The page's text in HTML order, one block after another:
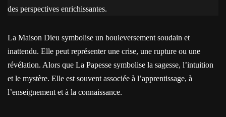
des perspectives enrichissantes.
La Maison Dieu symbolise un bouleversement soudain et
inattendu. Elle peut représenter une crise, une rupture ou une
révélation. Alors que La Papesse symbolise la sagesse, l’intuition
et le mystère. Elle est souvent associée à l’apprentissage, à
l’enseignement et à la connaissance.